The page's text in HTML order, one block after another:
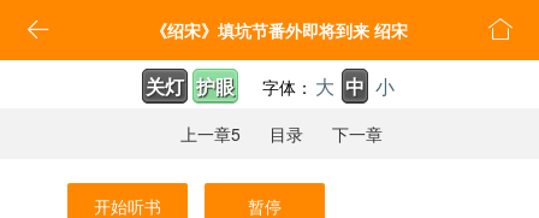
 《绍宋》填坑节番外即将到来 绍宋 
关灯 护眼 字体： 大 中 小
上一章5 目录 下一章
开始听书 暂停